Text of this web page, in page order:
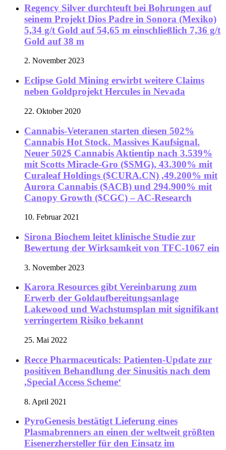
Regency Silver durchteuft bei Bohrungen auf
seinem Projekt Dios Padre in Sonora (Mexiko)
5,34 g/t Gold auf 54,65 m einschließlich 7,36 g/t
Gold auf 38 m
2. November 2023
Eclipse Gold Mining erwirbt weitere Claims
neben Goldprojekt Hercules in Nevada
22. Oktober 2020
Cannabis-Veteranen starten diesen 502%
Cannabis Hot Stock. Massives Kaufsignal.
Neuer 502$ Cannabis Aktientip nach 3.539%
mit Scotts Miracle-Gro ($SMG), 43.300% mit
Curaleaf Holdings ($CURA.CN) ,49.200% mit
Aurora Cannabis ($ACB) und 294.900% mit
Canopy Growth ($CGC) – AC-Research
10. Februar 2021
Sirona Biochem leitet klinische Studie zur
Bewertung der Wirksamkeit von TFC-1067 ein
3. November 2023
Karora Resources gibt Vereinbarung zum
Erwerb der Goldaufbereitungsanlage
Lakewood und Wachstumsplan mit signifikant
verringertem Risiko bekannt
25. Mai 2022
Recce Pharmaceuticals: Patienten-Update zur
positiven Behandlung der Sinusitis nach dem
,Special Access Scheme‘
8. April 2021
PyroGenesis bestätigt Lieferung eines
Plasmabrenners an einen der weltweit größten
Eisenerzhersteller für den Einsatz im